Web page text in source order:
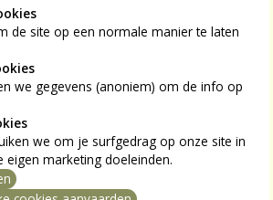
tot en met 7 januari 2024
via
tot en met 7 januari 2024, telkens
www.visitkoksijde.be
de site op een normale manier te laten
we gegevens (anoniem) om de info op
we om je surfgedrag op onze site in
eigen marketing doeleinden.